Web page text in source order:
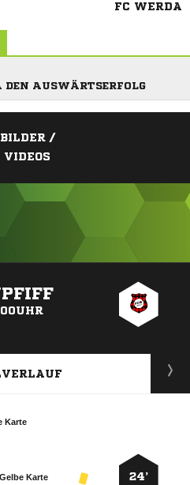
FC WERDA
AUSWÄRTSERFOLG
BILDER /
VIDEOS
Karte
24’
Gelbe Karte